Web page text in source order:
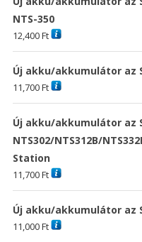
NTS-350
12,400Ft
Új akku/akkumulátor az
11,700Ft
Új akku/akkumulátor az
NTS302/NTS312B/
Station
11,700Ft
Új akku/akkumulátor az
11,000Ft